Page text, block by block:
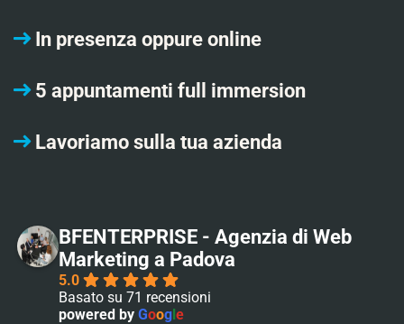
In presenza oppure online
5 appuntamenti full immersion
Lavoriamo sulla tua azienda
BFENTERPRISE - Agenzia di Web
Marketing a Padova
5.0
Basato su 71 recensioni
powered by Google